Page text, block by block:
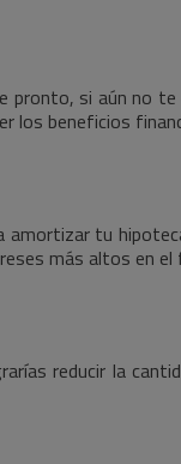
si aún no
los beneficios
amortizar tu
más altos en
reducir la